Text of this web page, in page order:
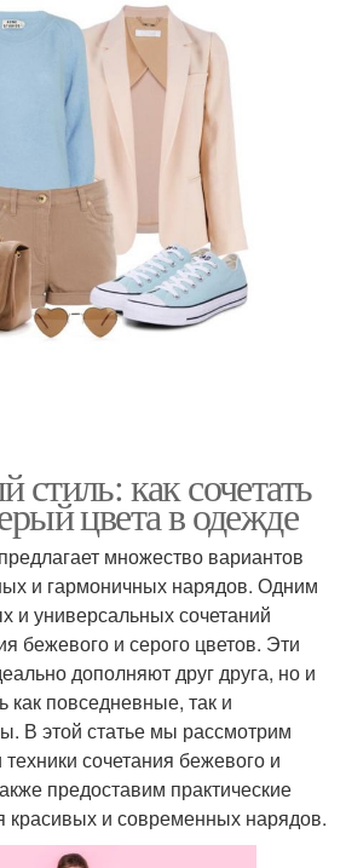
как сочетать
цвета в одежде
множество вариантов
и гармоничных нарядов. Одним
и универсальных сочетаний
бежевого и серого цветов. Эти
дополняют друг друга, но и
как повседневные, так и
В этой статье мы рассмотрим
сочетания бежевого и
предоставим практические
красивых и современных нарядов.